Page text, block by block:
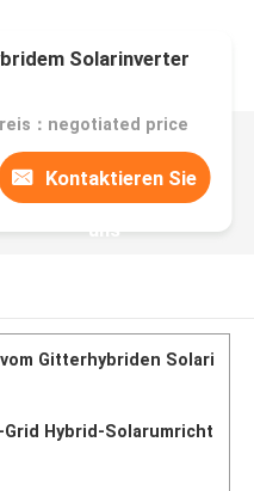
Solarinverter
：negotiated price
Kontaktieren Sie
uns
Gitterhybriden Solari
Hybrid-Solarumricht